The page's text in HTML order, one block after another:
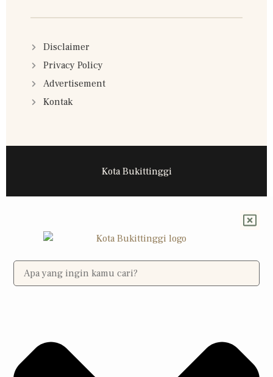
Disclaimer
Privacy Policy
Advertisement
Kontak
Kota Bukittinggi